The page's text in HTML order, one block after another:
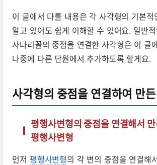
이 글에서 다룰 내용은 각 사각형의 기본적
알고 있어도 쉽게 이해할 수 있어요. 일반
사다리꼴의 중점을 연결한 사각형은 이 글
나중에 다른 단원에서 추가하도록 할게요.
사각형의 중점을 연결하여 만
평행사변형의 중점을 연결해서
평행사변형
먼저 평행사변형의 각 변의 중점을 연결해